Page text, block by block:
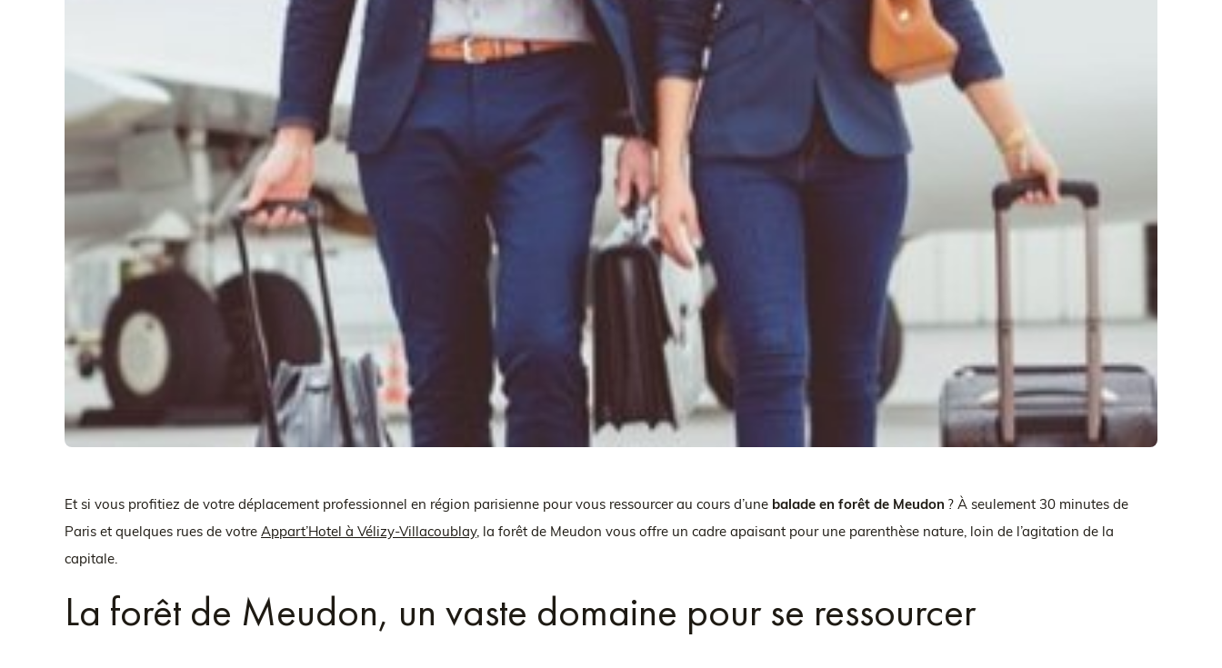
Et si vous profitiez de votre déplacement professionnel en région parisienne pour vous ressourcer au cours d’une balade en forêt de Meudon ? À seulement 30 minutes de
Paris et quelques rues de votre Appart’Hotel à Vélizy-Villacoublay, la forêt de Meudon vous offre un cadre apaisant pour une parenthèse nature, loin de l’agitation de la
capitale.
La forêt de Meudon, un vaste domaine pour se ressourcer